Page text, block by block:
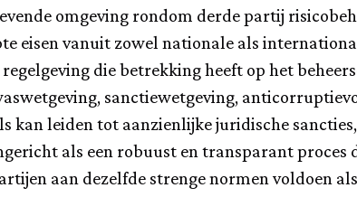
omgeving rondom derde partij
eisen vanuit zowel nationale als
die betrekking heeft op het
sanctiewetgeving,
kan leiden tot aanzienlijke juridische
als een robuust en transparant
aan dezelfde strenge normen voldoen